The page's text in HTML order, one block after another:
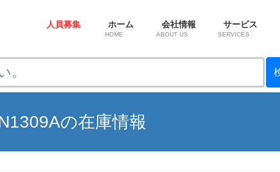
人員募集 ホーム
HOME
会社情報
ABOUT US
サービス
SERVICES
の在庫情報